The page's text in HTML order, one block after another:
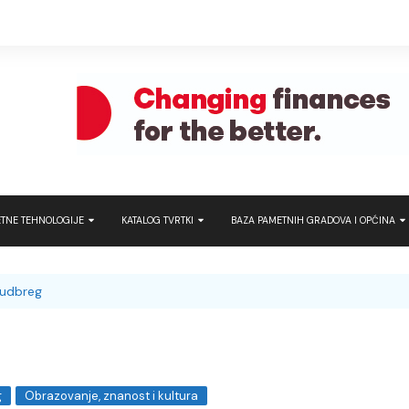
TEHNOLOGIJE
Home
KATALOG TVRTKI BAZA PAMETNIH GRADOVA I OPĆINA
Obrazovanje, znanost i kultura